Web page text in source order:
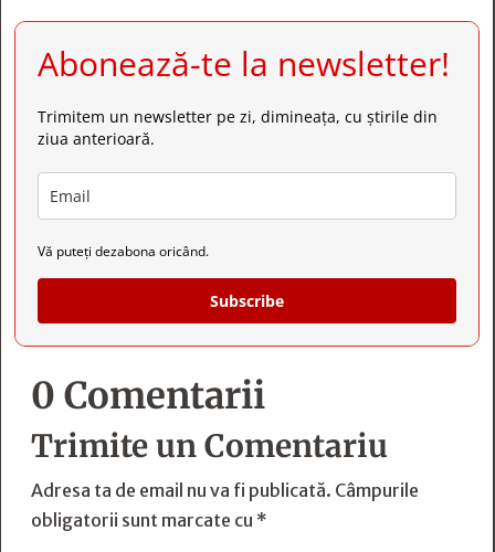
Abonează-te la newsletter!
Trimitem un newsletter pe zi, dimineața, cu știrile din
ziua anterioară.
Vă puteți dezabona oricând.
Subscribe
0 Comentarii
Trimite un Comentariu
Adresa ta de email nu va fi publicată. Câmpurile
obligatorii sunt marcate cu *